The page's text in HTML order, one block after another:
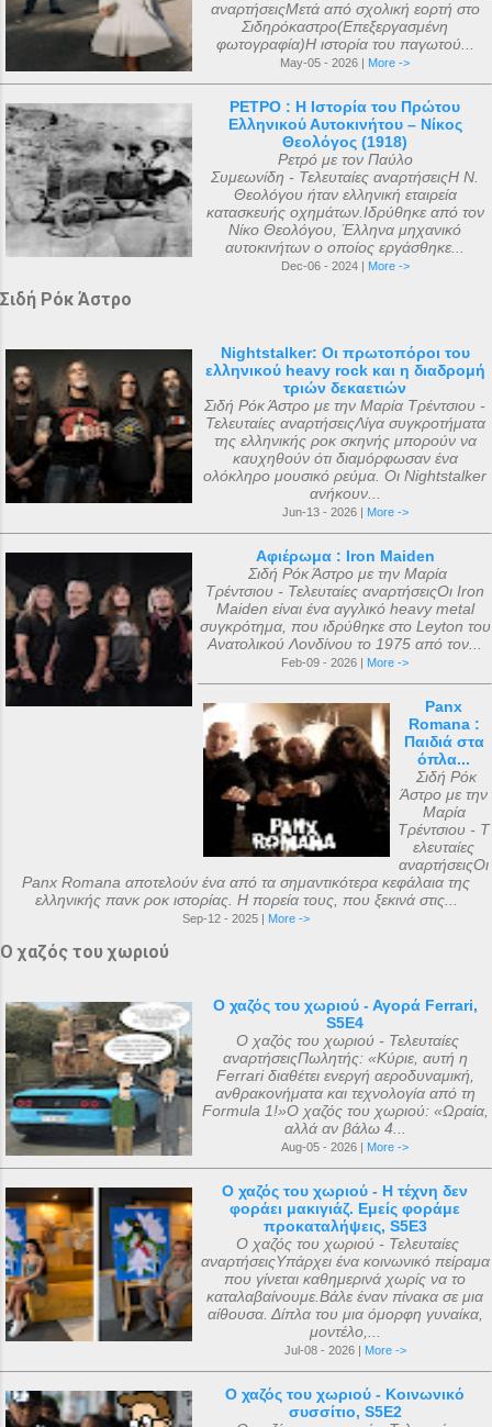
αναρτήσειςΜετά από σχολική εορτή στο
Σιδηρόκαστρο(Επεξεργασμένη
φωτογραφία)Η ιστορία του παγωτού...
May-05 - 2026 | More ->
ΡΕΤΡΟ : Η Ιστορία του Πρώτου
Ελληνικού Αυτοκινήτου – Νίκος
Θεολόγος (1918)
Ρετρό με τον Παύλο
Συμεωνίδη - Τελευταίες αναρτήσειςΗ Ν.
Θεολόγου ήταν ελληνική εταιρεία
κατασκευής οχημάτων.Ιδρύθηκε από τον
Νίκο Θεολόγου, Έλληνα μηχανικό
αυτοκινήτων ο οποίος εργάσθηκε...
Dec-06 - 2024 | More ->
Σιδή Ρόκ Άστρο
Nightstalker: Οι πρωτοπόροι του
ελληνικού heavy rock και η διαδρομή
τριών δεκαετιών
Σιδή Ρόκ Άστρο με την Μαρία Τρέντσιου -
Τελευταίες αναρτήσειςΛίγα συγκροτήματα
της ελληνικής ροκ σκηνής μπορούν να
καυχηθούν ότι διαμόρφωσαν ένα
ολόκληρο μουσικό ρεύμα. Οι Nightstalker
ανήκουν...
Jun-13 - 2026 | More ->
Αφιέρωμα : Iron Maiden
Σιδή Ρόκ Άστρο με την Μαρία
Τρέντσιου - Τελευταίες αναρτήσειςΟι Iron
Maiden είναι ένα αγγλικό heavy metal
συγκρότημα, που ιδρύθηκε στο Leyton του
Ανατολικού Λονδίνου το 1975 από τον...
Feb-09 - 2026 | More ->
Panx
Romana :
Παιδιά στα
όπλα...
Σιδή Ρόκ
Άστρο με την
Μαρία
Τρέντσιου - Τ
ελευταίες
αναρτήσειςΟι
Panx Romana αποτελούν ένα από τα σημαντικότερα κεφάλαια της
ελληνικής πανκ ροκ ιστορίας. Η πορεία τους, που ξεκινά στις...
Sep-12 - 2025 | More ->
Ο χαζός του χωριού
Ο χαζός του χωριού - Αγορά Ferrari,
S5E4
Ο χαζός του χωριού - Τελευταίες
αναρτήσειςΠωλητής: «Κύριε, αυτή η
Ferrari διαθέτει ενεργή αεροδυναμική,
ανθρακονήματα και τεχνολογία από τη
Formula 1!»Ο χαζός του χωριού: «Ωραία,
αλλά αν βάλω 4...
Aug-05 - 2026 | More ->
Ο χαζός του χωριού - Η τέχνη δεν
φοράει μακιγιάζ. Εμείς φοράμε
προκαταλήψεις, S5E3
Ο χαζός του χωριού - Τελευταίες
αναρτήσειςΥπάρχει ένα κοινωνικό πείραμα
που γίνεται καθημερινά χωρίς να το
καταλαβαίνουμε.Βάλε έναν πίνακα σε μια
αίθουσα. Δίπλα του μια όμορφη γυναίκα,
μοντέλο,...
Jul-08 - 2026 | More ->
Ο χαζός του χωριού - Κοινωνικό
συσσίτιο, S5E2